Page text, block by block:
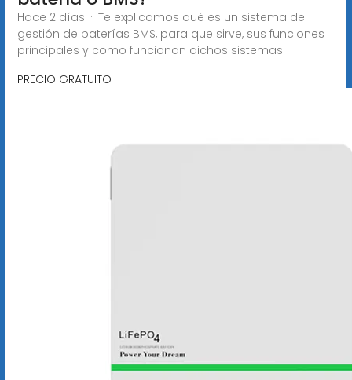
Hace 2 días · Te explicamos qué es un sistema de
gestión de baterías BMS, para que sirve, sus funciones
principales y como funcionan dichos sistemas.
PRECIO GRATUITO